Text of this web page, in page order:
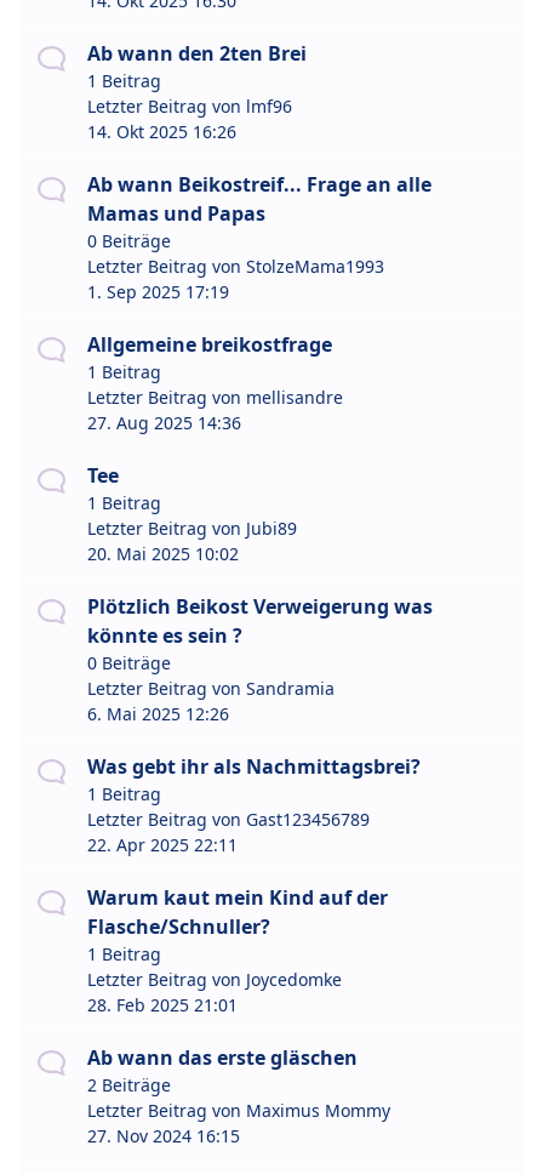
Ab wann den 2ten Brei
1 Beitrag
Letzter Beitrag von lmf96
14. Okt 2025 16:26
Ab wann Beikostreif... Frage an alle
Mamas und Papas
0 Beiträge
Letzter Beitrag von StolzeMama1993
1. Sep 2025 17:19
Allgemeine breikostfrage
1 Beitrag
Letzter Beitrag von mellisandre
27. Aug 2025 14:36
Tee
1 Beitrag
Letzter Beitrag von Jubi89
20. Mai 2025 10:02
Plötzlich Beikost Verweigerung was
könnte es sein ?
0 Beiträge
Letzter Beitrag von Sandramia
6. Mai 2025 12:26
Was gebt ihr als Nachmittagsbrei?
1 Beitrag
Letzter Beitrag von Gast123456789
22. Apr 2025 22:11
Warum kaut mein Kind auf der
Flasche/Schnuller?
1 Beitrag
Letzter Beitrag von Joycedomke
28. Feb 2025 21:01
Ab wann das erste gläschen
2 Beiträge
Letzter Beitrag von Maximus Mommy
27. Nov 2024 16:15